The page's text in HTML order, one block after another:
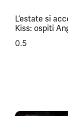
L’estate si
Kiss: ospiti